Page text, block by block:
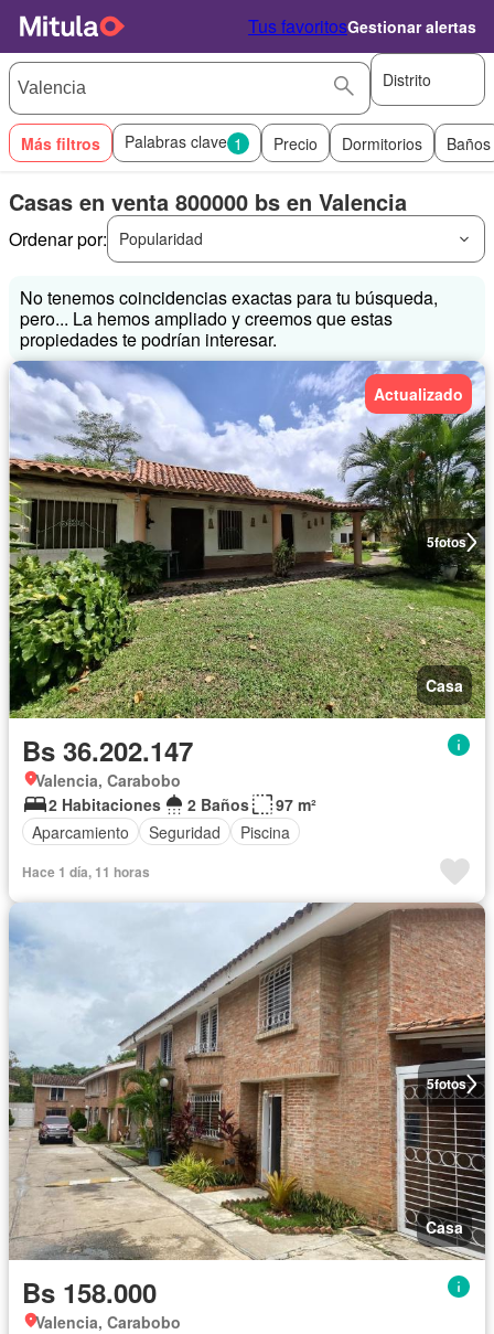
Tus favoritosGestionar alertas
Distrito
Más filtros Palabras clave 1 Precio Dormitorios Baños
Casas en venta 800000 bs en Valencia
Ordenar por: Popularidad
No tenemos coincidencias exactas para tu búsqueda,
pero... La hemos ampliado y creemos que estas
propiedades te podrían interesar.
5fotos
Actualizado
Casa
Bs 36.202.147
Valencia, Carabobo
2 Habitaciones
2 Baños
97 m²
Aparcamiento
Seguridad Piscina
Hace 1 día, 11 horas
5fotos
Casa
Bs 158.000
Valencia, Carabobo